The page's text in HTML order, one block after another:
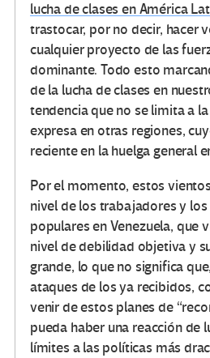
lucha de clases en América
trastocar, por no decir, hacer
cualquier proyecto de las
dominante. Todo esto
de la lucha de clases en
tendencia que no se limita a
expresa en otras regiones,
reciente en la huelga general
Por el momento, estos
nivel de los trabajadores y
populares en Venezuela, que
nivel de debilidad objetiva y
grande, lo que no significa
ataques de los ya recibidos,
venir de estos planes de
pueda haber una reacción de
límites a las políticas más